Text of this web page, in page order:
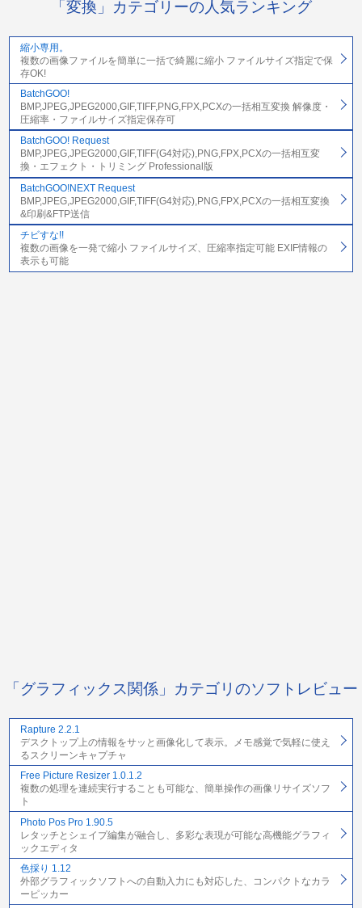
「変換」カテゴリーの人気ランキング
縮小専用。
複数の画像ファイルを簡単に一括で綺麗に縮小 ファイルサイズ指定で保
存OK!
BatchGOO!
BMP,JPEG,JPEG2000,GIF,TIFF,PNG,FPX,PCXの一括相互変換 解像度・
圧縮率・ファイルサイズ指定保存可
BatchGOO! Request
BMP,JPEG,JPEG2000,GIF,TIFF(G4対応),PNG,FPX,PCXの一括相互変
換・エフェクト・トリミング Professional版
BatchGOO!NEXT Request
BMP,JPEG,JPEG2000,GIF,TIFF(G4対応),PNG,FPX,PCXの一括相互変換
&印刷&FTP送信
チビすな!!
複数の画像を一発で縮小 ファイルサイズ、圧縮率指定可能 EXIF情報の
表示も可能
「グラフィックス関係」カテゴリのソフトレビュー
Rapture 2.2.1
デスクトップ上の情報をサッと画像化して表示。メモ感覚で気軽に使え
るスクリーンキャプチャ
Free Picture Resizer 1.0.1.2
複数の処理を連続実行することも可能な、簡単操作の画像リサイズソフ
ト
Photo Pos Pro 1.90.5
レタッチとシェイプ編集が融合し、多彩な表現が可能な高機能グラフィ
ックエディタ
色採り 1.12
外部グラフィックソフトへの自動入力にも対応した、コンパクトなカラ
ーピッカー